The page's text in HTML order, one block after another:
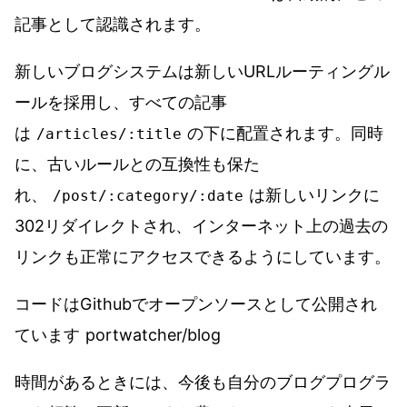
記事として認識されます。
新しいブログシステムは新しいURLルーティングル
ールを採用し、すべての記事
は /articles/:title の下に配置されます。同時
に、古いルールとの互換性も保た
れ、
/post/:category/:date は新しいリンクに
302リダイレクトされ、インターネット上の過去の
リンクも正常にアクセスできるようにしています。
コードはGithubでオープンソースとして公開され
ています portwatcher/blog
時間があるときには、今後も自分のブログプログラ